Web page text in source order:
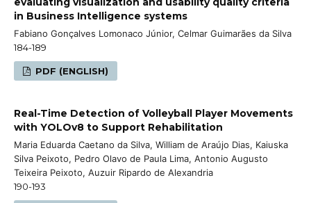
in Business Intelligence systems
Fabiano Gonçalves Lomonaco Júnior, Celmar Guimarães da Silva
184-189
PDF (ENGLISH)
Real-Time Detection of Volleyball Player Movements
with YOLOv8 to Support Rehabilitation
Maria Eduarda Caetano da Silva, William de Araújo Dias, Kaiuska
Silva Peixoto, Pedro Olavo de Paula Lima, Antonio Augusto
Teixeira Peixoto, Auzuir Ripardo de Alexandria
190-193